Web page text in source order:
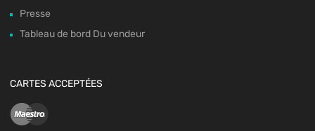
Presse
Tableau de bord Du vendeur
CARTES ACCEPTÉES